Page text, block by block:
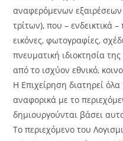
αναφερόμενων
τρίτων), που – ενδεικτικά
εικόνες, φωτογραφίες,
πνευματική ιδιοκτησία
από το ισχύον εθνικό,
Η Επιχείρηση διατηρεί
αναφορικά με το
δημιουργούνται βάσει
Το περιεχόμενο του